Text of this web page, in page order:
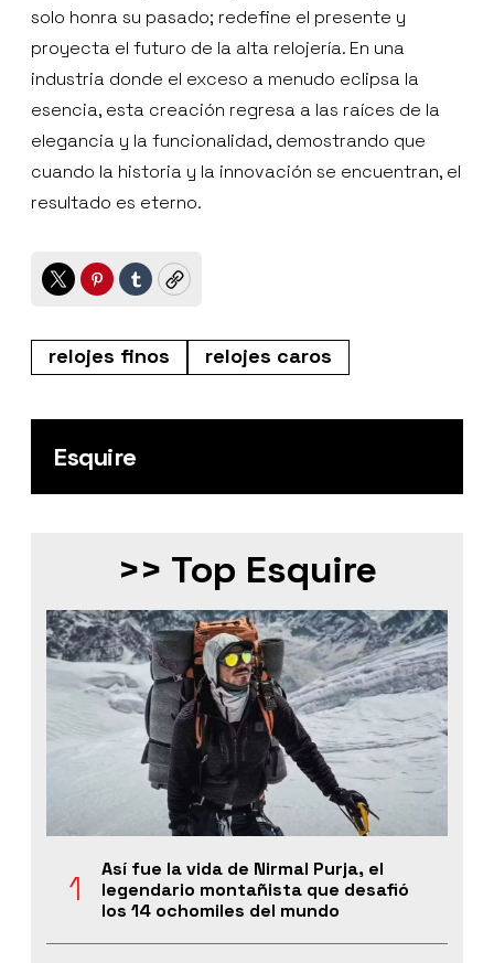
solo honra su pasado; redefine el presente y
proyecta el futuro de la alta relojería. En una
industria donde el exceso a menudo eclipsa la
esencia, esta creación regresa a las raíces de la
elegancia y la funcionalidad, demostrando que
cuando la historia y la innovación se encuentran, el
resultado es eterno.
TwitterPinterest
TumblrCopy
relojes finos relojes caros
Esquire
>> Top Esquire
Así fue la vida de Nirmal Purja, el
legendario montañista que desafió
los 14 ochomiles del mundo